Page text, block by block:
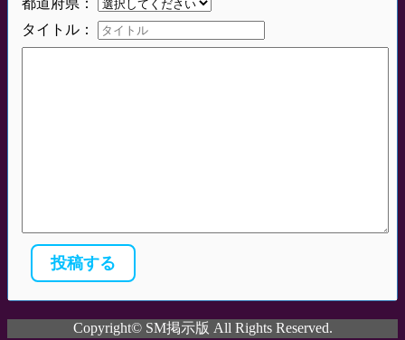
都道府県：
タイトル：
Copyright© SM掲示版 All Rights Reserved.